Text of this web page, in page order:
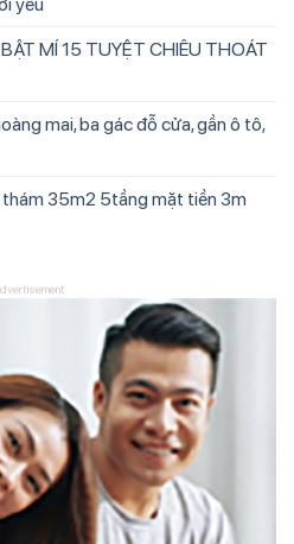
MÍ 15 TUYỆT CHIÊU THOÁT
mai, ba gác đỗ cửa, gần ô tô,
thám 35m2 5tầng mặt tiền 3m